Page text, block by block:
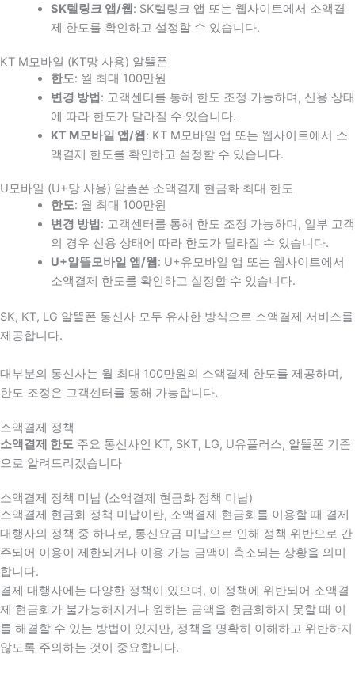
SK텔링크 앱/웹 : SK텔링크 앱 또는 웹사이트에서 소액결
제 한도를 확인하고 설정할 수 있습니다.
KT M모바일 (KT망 사용) 알뜰폰
한도: 월 최대 100만원
변경 방법 : 고객센터를 통해 한도 조정 가능하며, 신용 상태
에 따라 한도가 달라질 수 있습니다.
KT M모바일 앱/웹 : KT M모바일 앱 또는 웹사이트에서 소
액결제 한도를 확인하고 설정할 수 있습니다.
U모바일 (U+망 사용) 알뜰폰 소액결제 현금화 최대 한도
한도: 월 최대 100만원
변경 방법 : 고객센터를 통해 한도 조정 가능하며, 일부 고객
의 경우 신용 상태에 따라 한도가 달라질 수 있습니다.
U+알뜰모바일 앱/웹 : U+유모바일 앱 또는 웹사이트에서
소액결제 한도를 확인하고 설정할 수 있습니다.
SK, KT, LG 알뜰폰 통신사 모두 유사한 방식으로 소액결제 서비스를
제공합니다.
대부분의 통신사는 월 최대 100만원의 소액결제 한도를 제공하며,
한도 조정은 고객센터를 통해 가능합니다.
소액결제 정책
소액결제 한도 주요 통신사인 KT, SKT, LG, U유플러스, 알뜰폰 기준
으로 알려드리겠습니다
소액결제 정책 미납 (소액결제 현금화 정책 미납)
소액결제 현금화 정책 미납이란, 소액결제 현금화를 이용할 때 결제
대행사의 정책 중 하나로, 통신요금 미납으로 인해 정책 위반으로 간
주되어 이용이 제한되거나 이용 가능 금액이 축소되는 상황을 의미
합니다.
결제 대행사에는 다양한 정책이 있으며, 이 정책에 위반되어 소액결
제 현금화가 불가능해지거나 원하는 금액을 현금화하지 못할 때 이
를 해결할 수 있는 방법이 있지만, 정책을 명확히 이해하고 위반하지
않도록 주의하는 것이 중요합니다.